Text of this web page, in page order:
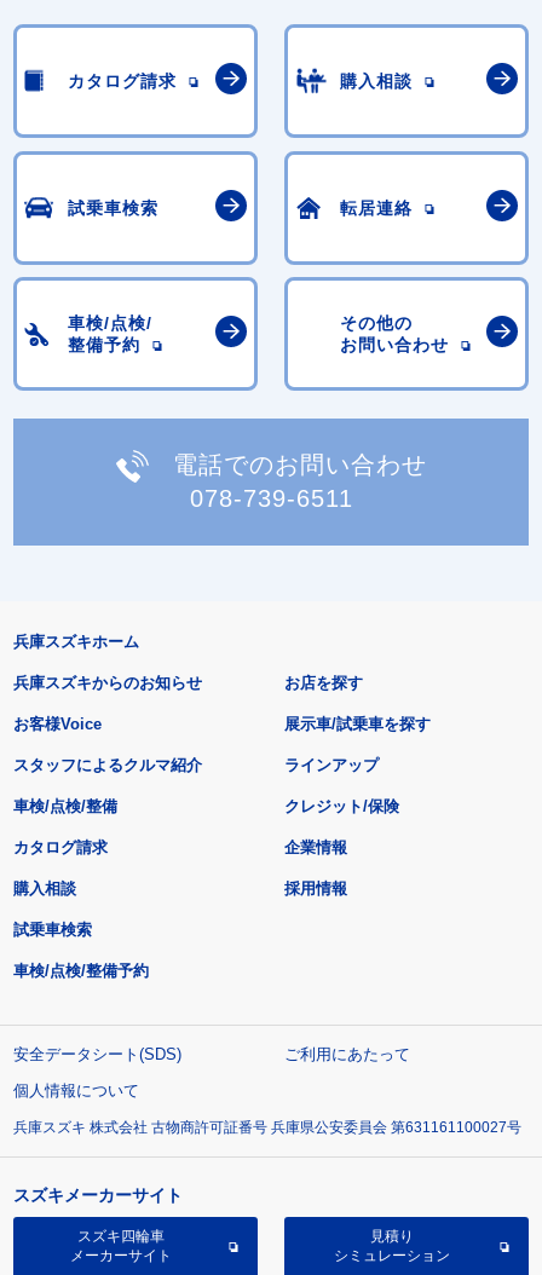
カタログ請求 購入相談
試乗車検索 転居連絡
車検/点検/
整備予約
その他の
お問い合わせ
電話でのお問い合わせ
078-739-6511
兵庫スズキホーム
兵庫スズキからのお知らせ
お客様Voice
スタッフによるクルマ紹介
お店を探す
展示車/試乗車を探す
ラインアップ
車検/点検/整備 クレジット/保険
カタログ請求
購入相談
試乗車検索
車検/点検/整備予約
企業情報
採用情報
安全データシート(SDS)
ご利用にあたって
個人情報について
兵庫スズキ 株式会社 古物商許可証番号 兵庫県公安委員会 第631161100027号
スズキメーカーサイト
スズキ四輪車
メーカーサイト
見積り
シミュレーション